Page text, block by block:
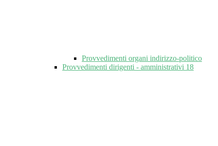
Provvedimenti organi indirizzo-politico
Provvedimenti dirigenti - amministrativi 18